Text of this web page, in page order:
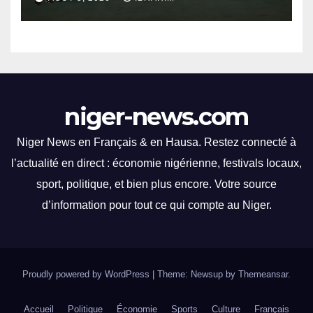
Meilleure Performance
ordinaire, la FENIFOOT a
envers l’amélioration de ses
performances.
niger-news.com
Niger News en Français & en Hausa. Restez connecté à
l’actualité en direct : économie nigérienne, festivals locaux,
sport, politique, et bien plus encore. Votre source
d’information pour tout ce qui compte au Niger.
Proudly powered by WordPress Theme: Newsup by Themeansar.
Accueil Politique Économie Sports Culture Français